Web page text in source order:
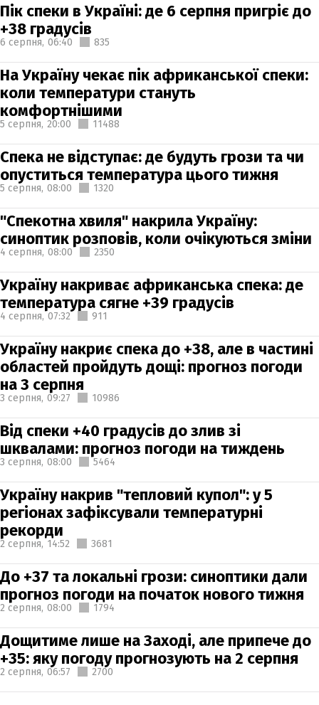
Пік спеки в Україні: де 6 серпня пригріє до
+38 градусів
6 серпня, 06:40 835
На Україну чекає пік африканської спеки:
коли температури стануть
комфортнішими
5 серпня, 20:00 11488
Спека не відступає: де будуть грози та чи
опуститься температура цього тижня
5 серпня, 08:00 1320
"Спекотна хвиля" накрила Україну:
синоптик розповів, коли очікуються зміни
4 серпня, 08:00 2350
Україну накриває африканська спека: де
температура сягне +39 градусів
4 серпня, 07:32 911
Україну накриє спека до +38, але в частині
областей пройдуть дощі: прогноз погоди
на 3 серпня
3 серпня, 09:27 10986
Від спеки +40 градусів до злив зі
шквалами: прогноз погоди на тиждень
3 серпня, 08:00 5464
Україну накрив "тепловий купол": у 5
регіонах зафіксували температурні
рекорди
2 серпня, 14:52 3681
До +37 та локальні грози: синоптики дали
прогноз погоди на початок нового тижня
2 серпня, 08:00 1794
Дощитиме лише на Заході, але припече до
+35: яку погоду прогнозують на 2 серпня
2 серпня, 06:57 2700